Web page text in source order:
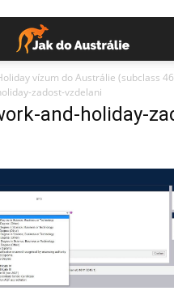
vízum do Austrálie (subclass
zadost-vzdelani
and-holiday-